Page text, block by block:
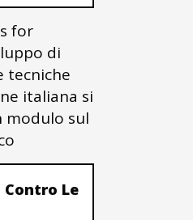
for
di
tecniche
italiana si
modulo sul
Le